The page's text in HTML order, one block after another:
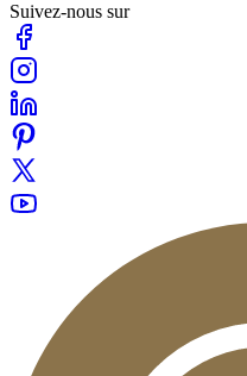
Suivez-nous sur